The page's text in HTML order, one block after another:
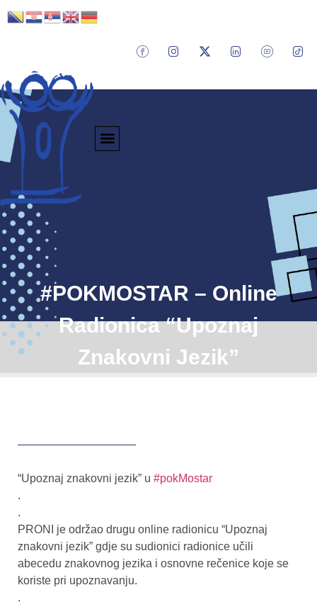
#POKMOSTAR – Online
Radionica “Upoznaj
Znakovni Jezik”
“Upoznaj znakovni jezik” u #pokMostar
.
.
PRONI je održao drugu online radionicu “Upoznaj
znakovni jezik” gdje su sudionici radionice učili
abecedu znakovnog jezika i osnovne rečenice koje se
koriste pri upoznavanju.
.